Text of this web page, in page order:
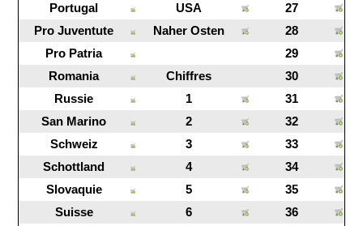
Portugal
USA
27
Pro Juventute
Naher Osten
28
Pro Patria
29
Romania
Chiffres
30
Russie
1
31
San Marino
2
32
Schweiz
3
33
Schottland
4
34
Slovaquie
5
35
Suisse
6
36